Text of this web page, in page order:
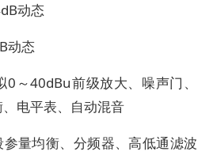
动态
动态
～40dBu前级放大、噪声门、
电平表、自动混音
量均衡、分频器、高低通滤波